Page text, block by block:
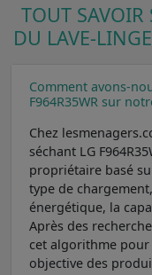
TOUT SAVOIR
DU LAVE-
Comment avons-
F964R35WR sur
Chez
séchant LG
propriétaire basé
type de
énergétique, la
Après des
cet algorithme
objective des